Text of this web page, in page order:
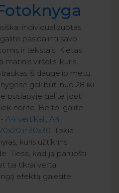
individualizuotas
pasidalinti savo
ir tekstais. Kietas
matinis viršelis, kuris
iš daugelio metų.
gali būti nuo 28 iki
puslapyje galite įdėti
norite. Be to, galite
A4 vertikali, A4
ir 30x30. Tokia
kuris užtikrins
Tiesa, kad ją paruošti
tai tikrai verta.
efektą galėsite